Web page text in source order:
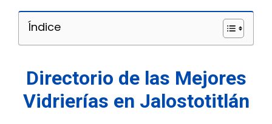
Índice
Directorio de las Mejores
Vidrierías en Jalostotitlán